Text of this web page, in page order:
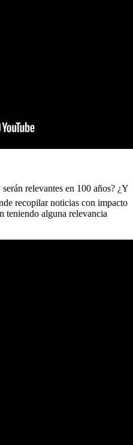
relevantes en 100 años? ¿Y
recopilar noticias con impacto
teniendo alguna relevancia